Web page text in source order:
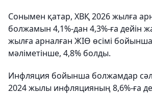
Сонымен қатар, ХВҚ 2026 жылға
болжамын 4,1%-дан 4,3%-ға дейін
жылға арналған ЖІӨ өсімі
мәліметінше, 4,8% болды.
Инфляция бойынша болжамдар сәл
2024 жылы инфляцияның 8,6%-ға